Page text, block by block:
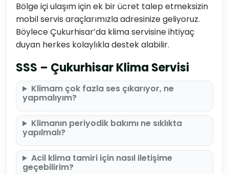
Bölge içi ulaşım için ek bir ücret talep etmeksizin
mobil servis araçlarımızla adresinize geliyoruz.
Böylece Çukurhisar’da klima servisine ihtiyaç
duyan herkes kolaylıkla destek alabilir.
SSS – Çukurhisar Klima Servisi
Klimam çok fazla ses çıkarıyor, ne
yapmalıyım?
Klimanın periyodik bakımı ne sıklıkta
yapılmalı?
Acil klima tamiri için nasıl iletişime
geçebilirim?